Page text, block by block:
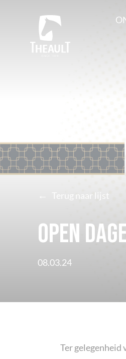
← Terug naar lijst
Open
08.03.24
Ter gelegenheid